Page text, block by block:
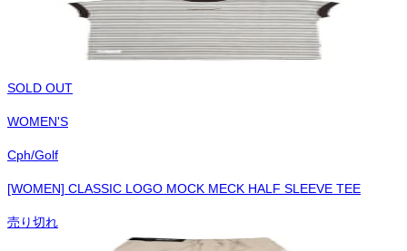
SOLD OUT
WOMEN'S
Cph/Golf
[WOMEN] CLASSIC LOGO MOCK MECK HALF SLEEVE TEE
売り切れ